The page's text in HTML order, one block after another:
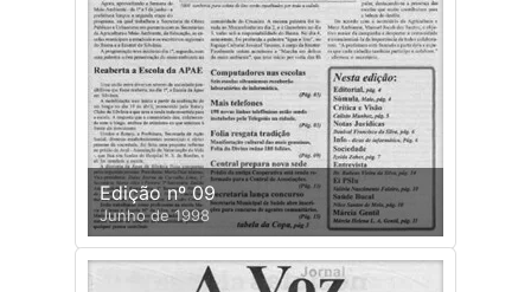
Edição nº 09
Junho de 1998